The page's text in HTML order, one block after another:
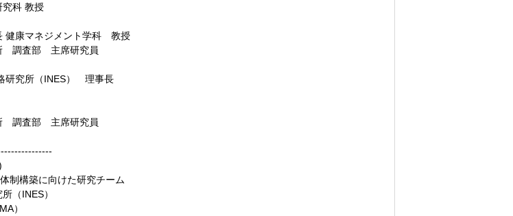
科 教授
健康マネジメント学科 教授
調査部 主席研究員
研究所（INES） 理事長
調査部 主席研究員
構築に向けた研究チーム
（INES）
）